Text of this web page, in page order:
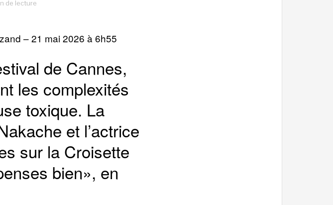
de lecture
–21 mai 2026 à 6h55
de Cannes,
les complexités
toxique. La
et l’actrice
sur la Croisette
bien», en